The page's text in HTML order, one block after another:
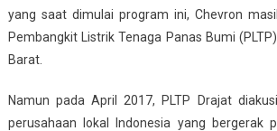
yang saat dimulai program ini, Chevron
Pembangkit Listrik Tenaga Panas Bumi
Barat.
Namun pada April 2017, PLTP Drajat
perusahaan lokal Indonesia yang bergerak